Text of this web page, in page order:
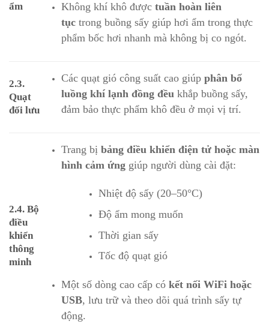
ẩm
Không khí khô được tuần hoàn liên
tụctrong buồng sấy giúp hơi ẩm trong thực
phẩm bốc hơi nhanh mà không bị co ngót.
2.3.
Quạt
đối lưu
Các quạt gió công suất cao giúp phân bố
luồng khí lạnh đồng đều khắp buồng sấy,
đảm bảo thực phẩm khô đều ở mọi vị trí.
2.4. Bộ
điều
khiển
thông
minh
Trang bị bảng điều khiển điện tử hoặc màn
hình cảm ứnggiúp người dùng cài đặt:
Nhiệt độ sấy (20–50°C)
Độ ẩm mong muốn
Thời gian sấy
Tốc độ quạt gió
Một số dòng cao cấp có kết nối WiFi hoặc
USB, lưu trữ và theo dõi quá trình sấy tự
động.